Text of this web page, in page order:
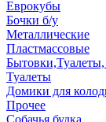
Еврокубы
Бочки б/у
Металлические
Пластмассовые
Туалеты
Домики для
Прочее
Собачья будка